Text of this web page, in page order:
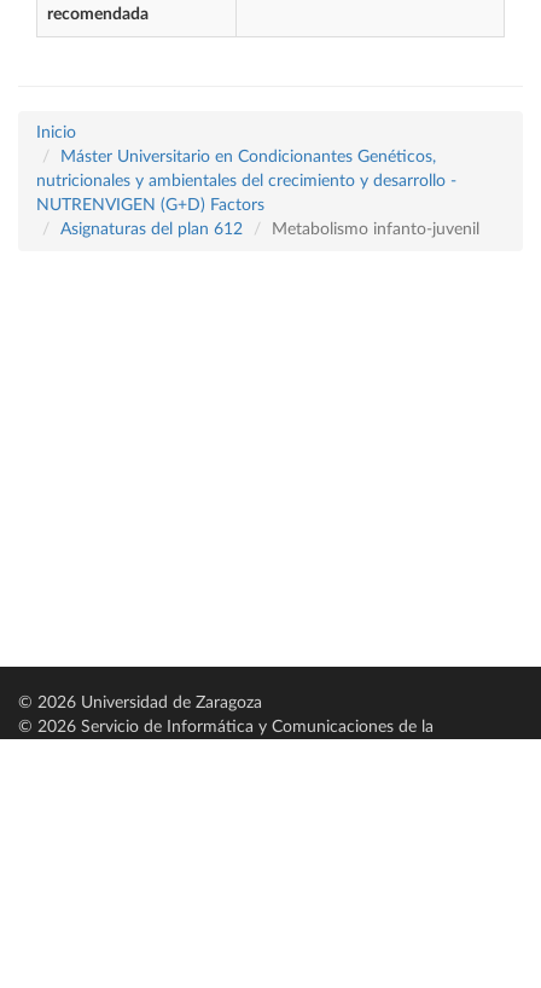
recomendada
Inicio
Máster Universitario en Condicionantes Genéticos,
nutricionales y ambientales del crecimiento y desarrollo -
NUTRENVIGEN (G+D) Factors
Asignaturas del plan 612
Metabolismo infanto-juvenil
© 2026 Universidad de Zaragoza
© 2026 Servicio de Informática y Comunicaciones de la